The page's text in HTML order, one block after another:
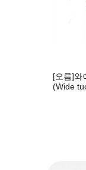
[오름]와
(Wide